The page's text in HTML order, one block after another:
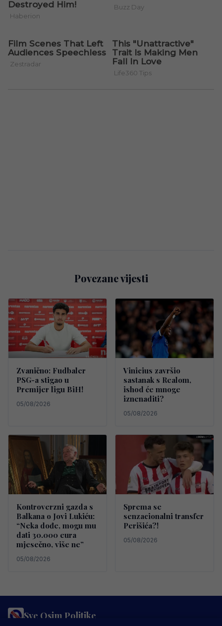
Povezane vijesti
Zvanično: Fudbaler
PSG-a stigao u
Premijer ligu BiH!
05/08/2026
Vinicius završio
sastanak s Realom,
ishod će mnoge
iznenaditi?
05/08/2026
Kontroverzni gazda s
Balkana o Jovi Lukiću:
“Neka dođe, mogu mu
dati 30.000 eura
mjesečno, više ne”
05/08/2026
Sprema se
senzacionalni transfer
Perišića?!
05/08/2026
Sve Osim Politike